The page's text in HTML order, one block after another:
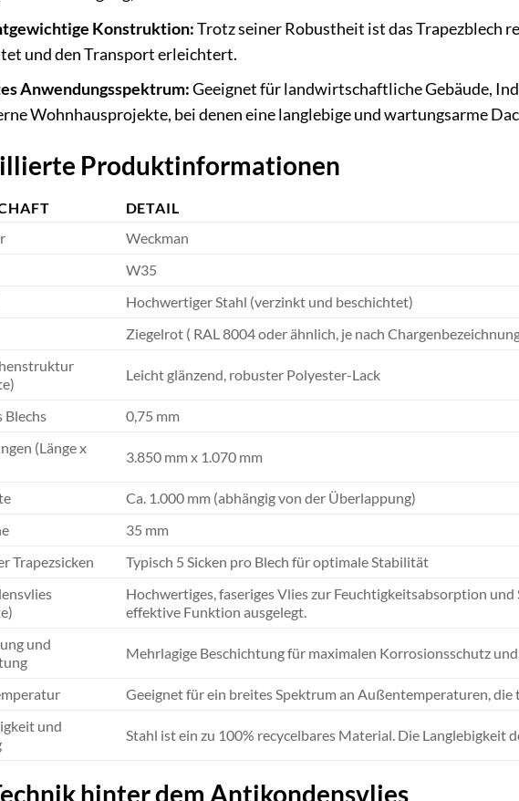
Konstruktion:Trotz seiner Robustheit ist das Trapezblech
und den Transport erleichtert.
Anwendungsspektrum:Geeignet für landwirtschaftliche Gebäude,
Wohnhausprojekte, bei denen eine langlebige und wartungsarme
Produktinformationen
DETAIL
Weckman
W35
Hochwertiger Stahl (verzinkt und beschichtet)
Ziegelrot ( RAL 8004 oder ähnlich, je nach
Leicht glänzend, robuster Polyester-Lack
Blechs
0,75 mm
(Länge x
3.850 mm x 1.070 mm
Ca. 1.000 mm (abhängig von der Überlappung)
35 mm
Trapezsicken
Typisch 5 Sicken pro Blech für optimale Stabilität
Hochwertiges, faseriges Vlies zur Feuchtigkeitsabsorption
effektive Funktion ausgelegt.
und
Mehrlagige Beschichtung für maximalen Korrosionsschutz
Geeignet für ein breites Spektrum an Außentemperaturen,
und
Stahl ist ein zu 100% recycelbares Material. Die Langlebigkeit
hinter dem Antikondensvlies